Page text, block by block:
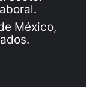
México,